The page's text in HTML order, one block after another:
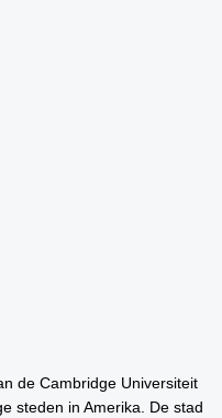
de Cambridge Universiteit
steden in Amerika. De stad